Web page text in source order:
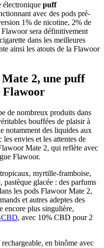
électronique puff
avec des pods pré-
1% de nicotine, 2% de
sera définitivement
dans les meilleures
ainsi les atouts de la Flawoor
2, une puff
Flawoor
de nombreux produits dans
bouffées de plaisir à
notamment des liquides aux
envies et les attentes de
Mate 2, qui reflète avec
Flawoor.
myrtille-framboise,
glacée : des parfums
les pods Flawoor Mate 2,
et autres adeptes des
encore plus singulière,
CBD, avec 10% CBD pour 2
en binôme avec